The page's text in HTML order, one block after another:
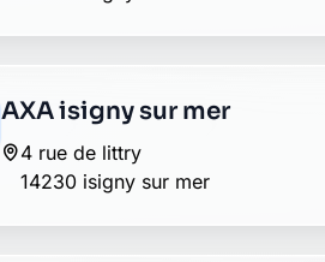
AXA isigny sur mer
4 rue de littry
14230 isigny sur mer